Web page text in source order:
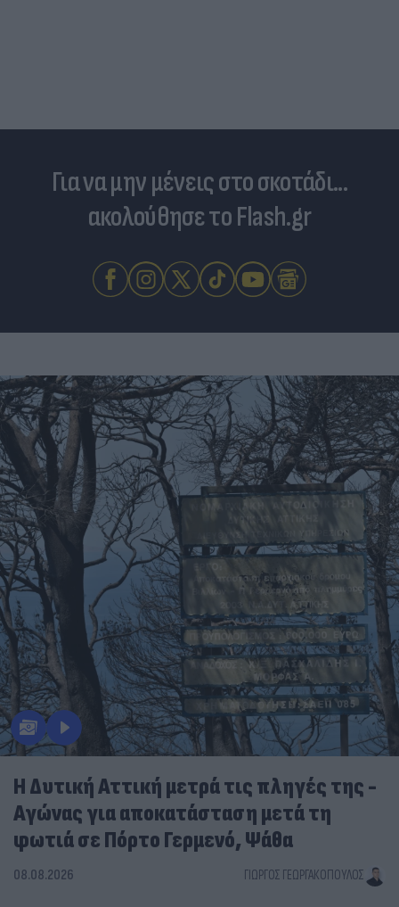
Για να μην μένεις στο σκοτάδι...
ακολούθησε το Flash.gr
Η Δυτική Αττική μετρά τις πληγές της -
Αγώνας για αποκατάσταση μετά τη
φωτιά σε Πόρτο Γερμενό, Ψάθα
08.08.2026 ΓΙΏΡΓΟΣ ΓΕΩΡΓΑΚΌΠΟΥΛΟΣ